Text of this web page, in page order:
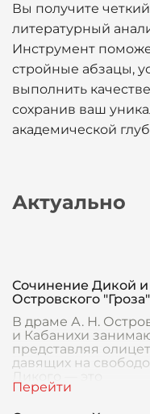
Вы получите
литературный
Инструмент
стройные абзацы,
выполнить
сохранив ваш
академической
Актуально
Сочинение Дикой
Островского "Гроза"
В драме А. Н.
и Кабанихи
представляя
давящих на
Дикого — это